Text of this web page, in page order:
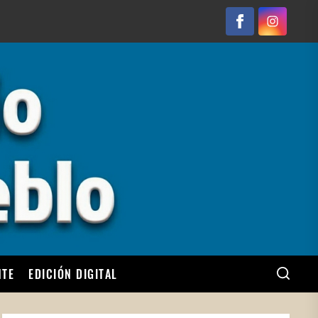
FacebookInstagram
EDICIÓN DIGITAL